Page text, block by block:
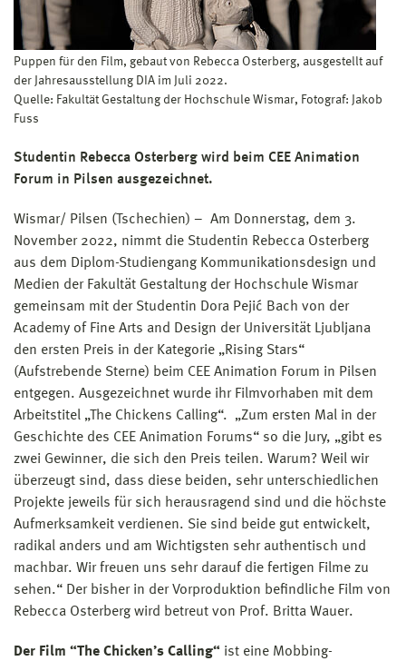
Puppen für den Film, gebaut von Rebecca Osterberg, ausgestellt auf
der Jahresausstellung DIA im Juli 2022.
Quelle: Fakultät Gestaltung der Hochschule Wismar, Fotograf: Jakob
Fuss
Studentin Rebecca Osterberg wird beim CEE Animation
Forum in Pilsen ausgezeichnet.
Wismar/ Pilsen (Tschechien) – Am Donnerstag, dem 3.
November 2022, nimmt die Studentin Rebecca Osterberg
aus dem Diplom-Studiengang Kommunikationsdesign und
Medien der Fakultät Gestaltung der Hochschule Wismar
gemeinsam mit der Studentin Dora Pejić Bach von der
Academy of Fine Arts and Design der Universität Ljubljana
den ersten Preis in der Kategorie „Rising Stars“
(Aufstrebende Sterne) beim CEE Animation Forum in Pilsen
entgegen. Ausgezeichnet wurde ihr Filmvorhaben mit dem
Arbeitstitel „The Chickens Calling“. „Zum ersten Mal in der
Geschichte des CEE Animation Forums“ so die Jury, „gibt es
zwei Gewinner, die sich den Preis teilen. Warum? Weil wir
überzeugt sind, dass diese beiden, sehr unterschiedlichen
Projekte jeweils für sich herausragend sind und die höchste
Aufmerksamkeit verdienen. Sie sind beide gut entwickelt,
radikal anders und am Wichtigsten sehr authentisch und
machbar. Wir freuen uns sehr darauf die fertigen Filme zu
sehen.“ Der bisher in der Vorproduktion befindliche Film von
Rebecca Osterberg wird betreut von Prof. Britta Wauer.
Der Film “The Chicken’s Calling“ ist eine Mobbing-